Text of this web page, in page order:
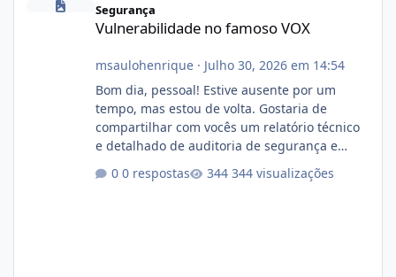
Segurança
Vulnerabilidade no famoso VOX
msaulohenrique· Julho 30, 2026 em 14:54
Bom dia, pessoal! Estive ausente por um
tempo, mas estou de volta. Gostaria de
compartilhar com vocês um relatório técnico
e detalhado de auditoria de segurança e
atualmente em circulação e comercialização
0 respostas 344 visualizações